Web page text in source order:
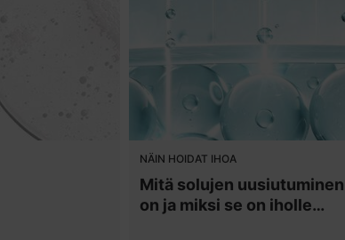
NÄIN HOIDAT IHOA
Mitä solujen uusiutuminen
on ja miksi se on iholle